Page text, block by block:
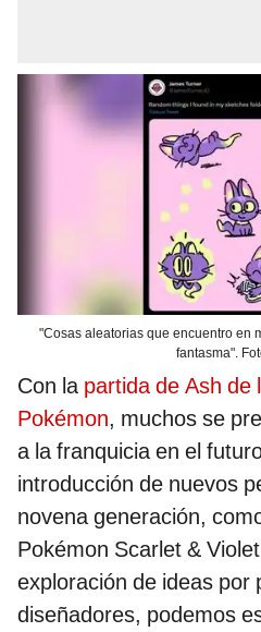
"Cosas aleatorias que encuentro en
fantasma".
Con la partida de Ash de
Pokémon, muchos se
a la franquicia en el
introducción de nuevos
novena generación,
Pokémon Scarlet &
exploración de ideas por
diseñadores, podemos